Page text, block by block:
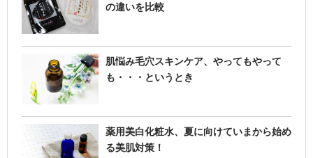
の違いを比較
肌悩み毛穴スキンケア、やってもやって
も・・・というとき
薬用美白化粧水、夏に向けていまから始め
る美肌対策！